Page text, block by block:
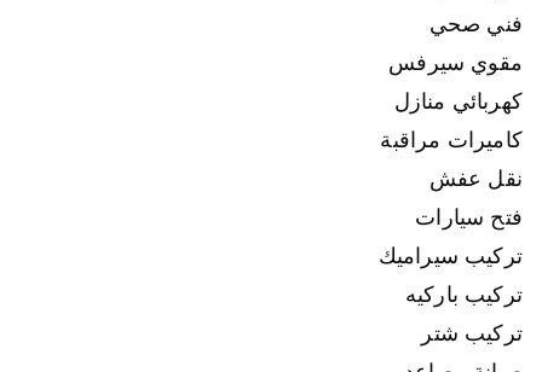
فني صحي
مقوي سيرفس
كهربائي منازل
كاميرات مراقبة
نقل عفش
فتح سيارات
تركيب سيراميك
تركيب باركيه
تركيب شتر